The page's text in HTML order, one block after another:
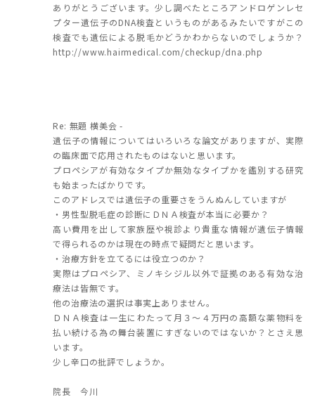
ありがとうございます。少し調べたところアンドロゲンレセ
プター遺伝子のDNA検査というものがあるみたいですがこの
検査でも遺伝による脱毛かどうかわからないのでしょうか？
http://www.hairmedical.com/checkup/dna.php
Re: 無題 横美会 -
遺伝子の情報についてはいろいろな論文がありますが、実際
の臨床面で応用されたものはないと思います。
プロペシアが有効なタイプか無効なタイプかを鑑別する研究
も始まったばかりです。
このアドレスでは遺伝子の重要さをうんぬんしていますが
・男性型脱毛症の診断にＤＮＡ検査が本当に必要か？
高い費用を出して家族歴や視診より貴重な情報が遺伝子情報
で得られるのかは現在の時点で疑問だと思います。
・治療方針を立てるには役立つのか？
実際はプロペシア、ミノキシジル以外で証拠のある有効な治
療法は皆無です。
他の治療法の選択は事実上ありません。
ＤＮＡ検査は一生にわたって月３～４万円の高額な薬物料を
払い続ける為の舞台装置にすぎないのではないか？とさえ思
います。
少し辛口の批評でしょうか。
院長 今川